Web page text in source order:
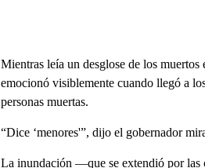
Mientras leía un desglose de los
emocionó visiblemente cuando llegó a
personas muertas.
“Dice ‘menores'”, dijo el gobernador
La inundación —que se extendió por las